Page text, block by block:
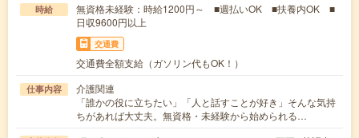
時給
無資格未経験：時給1200円～ ■週払いOK ■扶養内OK ■
日収9600円以上
交通費
交通費全額支給（ガソリン代もOK！）
仕事内容
介護関連
「誰かの役に立ちたい」「人と話すことが好き」そんな気持
ちがあれば大丈夫。無資格・未経験から始められる…